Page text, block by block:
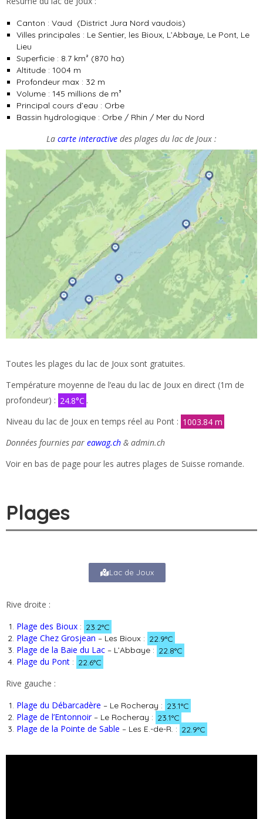
Canton : Vaud (District Jura Nord vaudois)
Villes principales : Le Sentier, les Bioux, L’Abbaye, Le Pont, Le
Lieu
Superficie : 8.7 km² (870 ha)
Altitude : 1004 m
Profondeur max : 32 m
Volume : 145 millions de m³
Principal cours d’eau : Orbe
Bassin hydrologique : Orbe / Rhin / Mer du Nord
La carte interactive des plages du lac de Joux :
Toutes les plages du lac de Joux sont gratuites.
Température moyenne de l’eau du lac de Joux en direct (1m de
profondeur) : 24.8°C .
Niveau du lac de Joux en temps réel au Pont : 1003.84 m
Données fournies par eawag.ch & admin.ch
Voir en bas de page pour les autres plages de Suisse romande.
Plages
Lac de Joux
Rive droite :
Plage des Bioux : 23.2°C
Plage Chez Grosjean – Les Bioux : 22.9°C
Plage de la Baie du Lac – L’Abbaye : 22.8°C
Plage du Pont : 22.6°C
Rive gauche :
Plage du Débarcadère – Le Rocheray : 23.1°C
Plage de l’Entonnoir– Le Rocheray : 23.1°C
Plage de la Pointe de Sable – Les E.-de-R. : 22.9°C